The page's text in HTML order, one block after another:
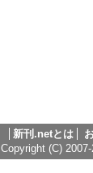
新刊.netとは
Copyright (C)